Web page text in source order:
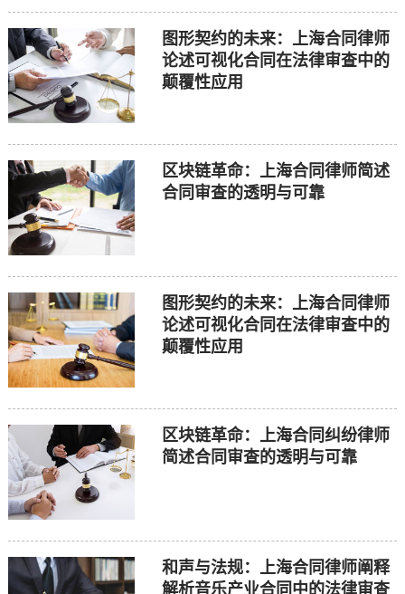
图形契约的未来：上海合同律师
论述可视化合同在法律审查中的
颠覆性应用
区块链革命：上海合同律师简述
合同审查的透明与可靠
图形契约的未来：上海合同律师
论述可视化合同在法律审查中的
颠覆性应用
区块链革命：上海合同纠纷律师
简述合同审查的透明与可靠
和声与法规：上海合同律师阐释
解析音乐产业合同中的法律审查